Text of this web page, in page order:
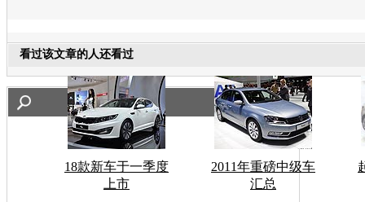
看过该文章的人还看过
18款新车于一季度
上市
2011年重磅中级车
汇总